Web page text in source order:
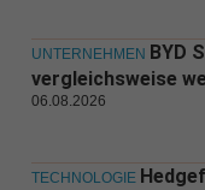
UNTERNEHMEN BYD
vergleichsweise
06.08.2026
TECHNOLOGIE